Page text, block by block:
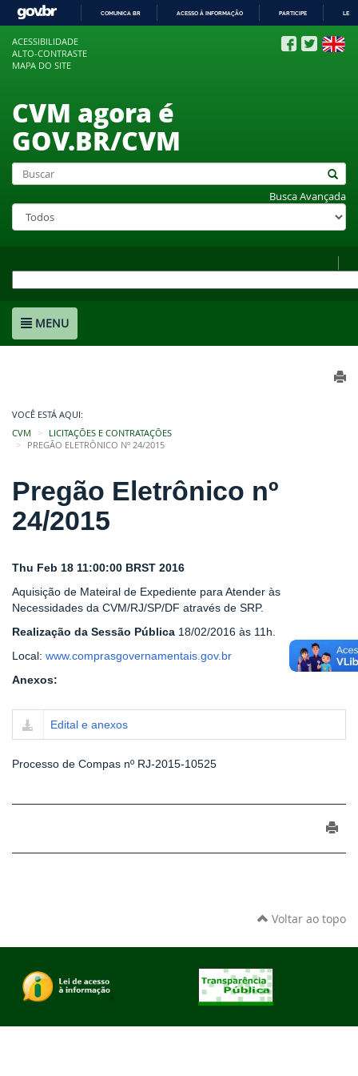
COMUNICA BR ACESSO À INFORMAÇÃO PARTICIPE
ACESSIBILIDADE
ALTO-CONTRASTE
MAPA DO SITE
CVM agora é
GOV.BR/CVM
Busca Avançada
MENU
VOCÊ ESTÁ AQUI:
CVM
LICITAÇÕES E CONTRATAÇÕES
PREGÃO ELETRÔNICO Nº 24/2015
Pregão Eletrônico nº
24/2015
Thu Feb 18 11:00:00 BRST 2016
Aquisição de Mateiral de Expediente para Atender às
Necessidades da CVM/RJ/SP/DF através de SRP.
Realização da Sessão Pública 18/02/2016 às 11h.
Local: www.comprasgovernamentais.gov.br
Anexos:
Edital e anexos
Processo de Compas nº RJ-2015-10525
Voltar ao topo